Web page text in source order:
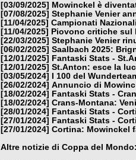
[03/09/2025] Mowinckel è
[07/08/2025] Stephanie Venier
[11/04/2025] Campionati
[11/04/2025]
Piovono critiche sul
[22/03/2025] Stephanie Venier
[06/02/2025] Saalbach 2025:
[12/01/2025]
Fantaski Stats -
[12/01/2025] St.Anton: esce la
[03/05/2024]
I 100 del
[26/02/2024] Annuncio di
[18/02/2024]
Fantaski Stats -
[18/02/2024] Crans-Montana:
[28/01/2024]
Fantaski Stats -
[27/01/2024]
Fantaski Stats -
[27/01/2024] Cortina: Mowinckel
Altre notizie di Coppa del